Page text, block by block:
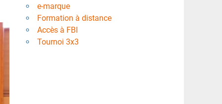
e-marque
Formation à distance
Accès à FBI
Tournoi 3x3